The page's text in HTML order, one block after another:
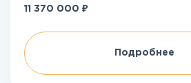
11 370 000 ₽
Подробнее